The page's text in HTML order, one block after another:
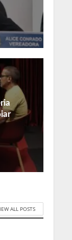
ALL POSTS